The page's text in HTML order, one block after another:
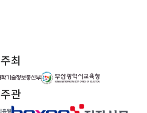
주최
주관